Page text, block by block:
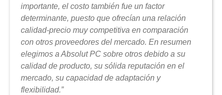
importante, el costo también fue un factor
determinante, puesto que ofrecían una relación
calidad-precio muy competitiva en comparación
con otros proveedores del mercado. En resumen
elegimos a Absolut PC sobre otros debido a su
calidad de producto, su sólida reputación en el
mercado, su capacidad de adaptación y
flexibilidad.”